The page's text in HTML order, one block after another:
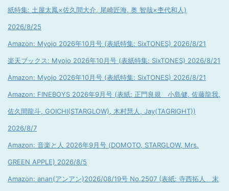
紙特集: 土屋太鳳×佐久間大介, 尾崎匠海, 奥 智哉×杢代和人)
2026/8/25
Amazon: Myojo 2026年10月号 (表紙特集: SixTONES) 2026/8/21
楽天ブックス: Myojo 2026年10月号 (表紙特集: SixTONES) 2026/8/21
Amazon: Myojo 2026年10月号 (表紙特集: SixTONES) 2026/8/21
Amazon: FINEBOYS 2026年9月号 (表紙: 正門良規 小島健, 佐藤龍我,
佐久間龍斗, GOICHI(STARGLOW), 木村慧人, Jay(TAGRIGHT))
2026/8/7
Amazon: 音楽と人 2026年9月号 (DOMOTO, STARGLOW, Mrs.
GREEN APPLE) 2026/8/5
Amazon: anan(アンアン)2026/08/19号 No.2507 (表紙: 寺西拓人 末